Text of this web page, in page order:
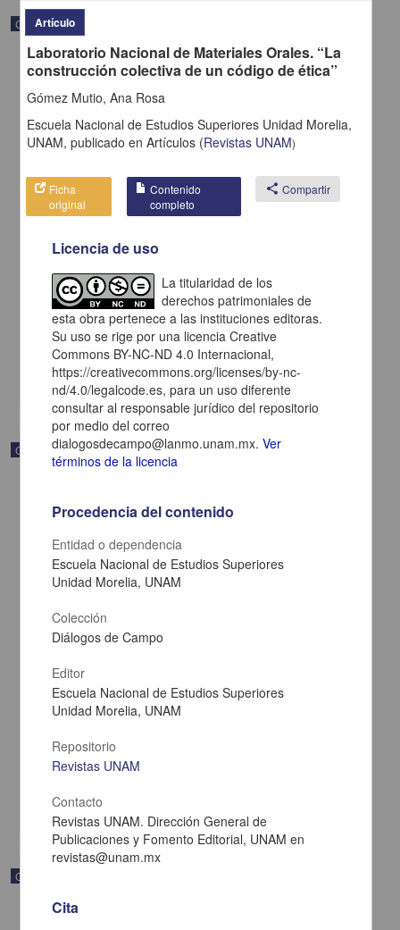
Correspondencia postal
Carta de H. C. Pitman a Francisco I. Madero en la que le solicita
una fotografía
Pitman, H. C.
[sin fecha]
Multidisciplina
Correspondencia postal
Carta de Zeferino Pérez, el general Antonio Rábago se encuentra
Pérez, Zeferino
[sin fecha]
Correspondencia postal
Artículo
Laboratorio Nacional de Materiales Orales. “La
construcción colectiva de un código de ética”
Gómez Mutio, Ana Rosa
Escuela Nacional de Estudios Superiores Unidad Morelia,
UNAM, publicado enArtículos (Revistas UNAM)
Ficha
original
Contenido
completo
share Compartir
Licencia de uso
La titularidad de los
derechos patrimoniales de
esta obra pertenece a las instituciones editoras.
Su uso se rige por una licencia Creative
Commons BY-NC-ND 4.0 Internacional,
https://creativecommons.org/licenses/by-nc-
nd/4.0/legalcode.es, para un uso diferente
consultar al responsable jurídico del repositorio
por medio del correo
dialogosdecampo@lanmo.unam.mx.Ver
términos de la licencia
Procedencia del contenido
Entidad o dependencia
Escuela Nacional de Estudios Superiores
Unidad Morelia, UNAM
Colección
Diálogos de Campo
Editor
Escuela Nacional de Estudios Superiores
Unidad Morelia, UNAM
Repositorio
Revistas UNAM
Contacto
Revistas UNAM. Dirección General de
Publicaciones y Fomento Editorial, UNAM en
revistas@unam.mx
Cita